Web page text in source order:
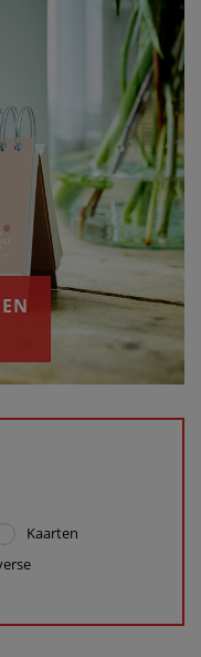
Kaarten